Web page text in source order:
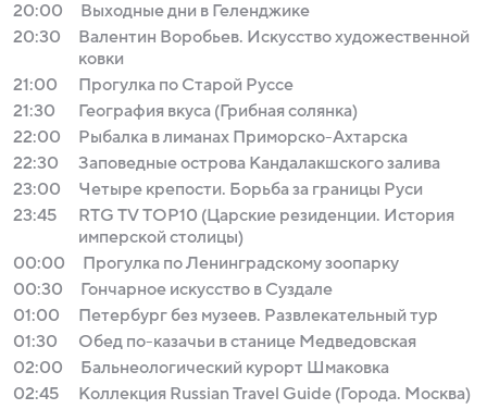
20:00
Выходные дни в Геленджике
20:30
Валентин Воробьев. Искусство художественной
ковки
21:00
Прогулка по Старой Руссе
21:30
География вкуса (Грибная солянка)
22:00
Рыбалка в лиманах Приморско-Ахтарска
22:30
Заповедные острова Кандалакшского залива
23:00
Четыре крепости. Борьба за границы Руси
23:45
RTG TV TOP10 (Царские резиденции. История
имперской столицы)
00:00
Прогулка по Ленинградскому зоопарку
00:30
Гончарное искусство в Суздале
01:00
Петербург без музеев. Развлекательный тур
01:30
Обед по-казачьи в станице Медведовская
02:00
Бальнеологический курорт Шмаковка
02:45
Коллекция Russian Travel Guide (Города. Москва)